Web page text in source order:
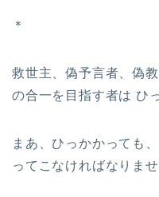
＊
救世主、偽予言者、偽
の合一を目指す者は ひ
まあ、ひっかかっても
ってこなければなりませ